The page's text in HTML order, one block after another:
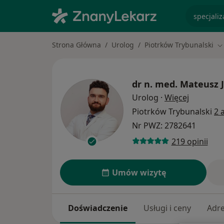
Strona Główna Urolog Piotrków Trybunalski
dr n. med. Mateusz
Urolog · Więcej
Piotrków Trybunalski 2
Nr PWZ: 2782641
219 opinii
Umów wizytę
Doświadczenie Usługi i ceny